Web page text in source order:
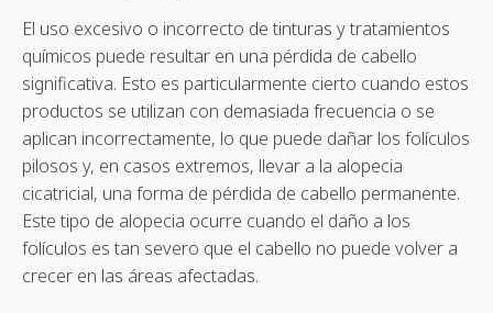
El uso excesivo o incorrecto de tinturas y tratamientos
químicos puede resultar en una pérdida de cabello
significativa. Esto es particularmente cierto cuando estos
productos se utilizan con demasiada frecuencia o se
aplican incorrectamente, lo que puede dañar los folículos
pilosos y, en casos extremos, llevar a la alopecia
cicatricial, una forma de pérdida de cabello permanente.
Este tipo de alopecia ocurre cuando el daño a los
folículos es tan severo que el cabello no puede volver a
crecer en las áreas afectadas.